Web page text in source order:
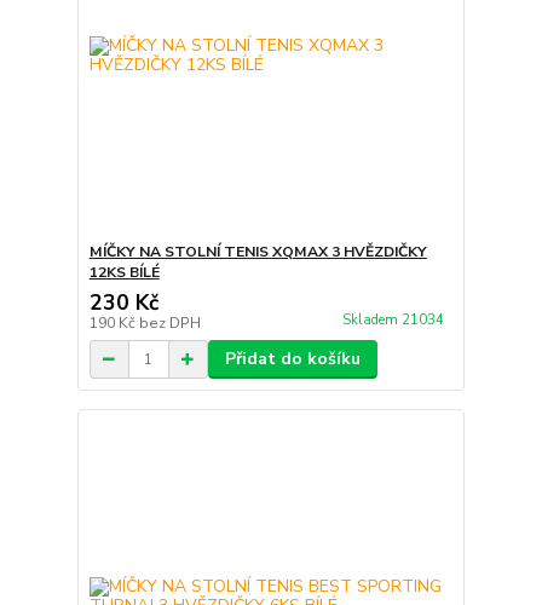
MÍČKY NA STOLNÍ TENIS XQMAX 3 HVĚZDIČKY
12KS BÍLÉ
230 Kč
190 Kč bez DPH Skladem 21034
Přidat do košíku